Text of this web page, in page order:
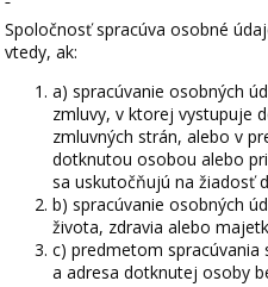
Spoločnosť spracúva osobné
vtedy, ak:
a) spracúvanie osobných
zmluvy, v ktorej vystupuje
zmluvných strán, alebo v
dotknutou osobou alebo
sa uskutočňujú na žiadosť
b) spracúvanie osobných
života, zdravia alebo
c) predmetom spracúvania
a adresa dotknutej osoby